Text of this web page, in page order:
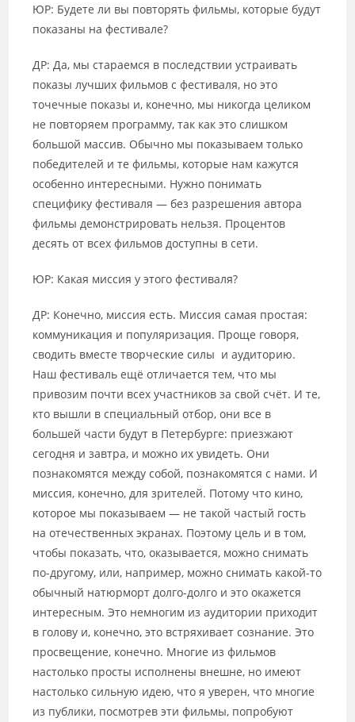
ЮР: Будете ли вы повторять фильмы, которые будут
показаны на фестивале?
ДР: Да, мы стараемся в последствии устраивать
показы лучших фильмов с фестиваля, но это
точечные показы и, конечно, мы никогда целиком
не повторяем программу, так как это слишком
большой массив. Обычно мы показываем только
победителей и те фильмы, которые нам кажутся
особенно интересными. Нужно понимать
специфику фестиваля — без разрешения автора
фильмы демонстрировать нельзя. Процентов
десять от всех фильмов доступны в сети.
ЮР: Какая миссия у этого фестиваля?
ДР: Конечно, миссия есть. Миссия самая простая:
коммуникация и популяризация. Проще говоря,
сводить вместе творческие силы и аудиторию.
Наш фестиваль ещё отличается тем, что мы
привозим почти всех участников за свой счёт. И те,
кто вышли в специальный отбор, они все в
большей части будут в Петербурге: приезжают
сегодня и завтра, и можно их увидеть. Они
познакомятся между собой, познакомятся с нами. И
миссия, конечно, для зрителей. Потому что кино,
которое мы показываем — не такой частый гость
на отечественных экранах. Поэтому цель и в том,
чтобы показать, что, оказывается, можно снимать
по-другому, или, например, можно снимать какой-то
обычный натюрморт долго-долго и это окажется
интересным. Это немногим из аудитории приходит
в голову и, конечно, это встряхивает сознание. Это
просвещение, конечно. Многие из фильмов
настолько просты исполнены внешне, но имеют
настолько сильную идею, что я уверен, что многие
из публики, посмотрев эти фильмы, попробуют